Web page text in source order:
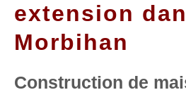
extension
Morbihan
Construction de